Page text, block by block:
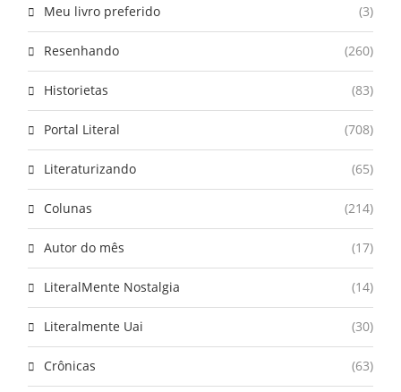
Meu livro preferido (3)
Resenhando (260)
Historietas (83)
Portal Literal (708)
Literaturizando (65)
Colunas (214)
Autor do mês (17)
LiteralMente Nostalgia (14)
Literalmente Uai (30)
Crônicas (63)